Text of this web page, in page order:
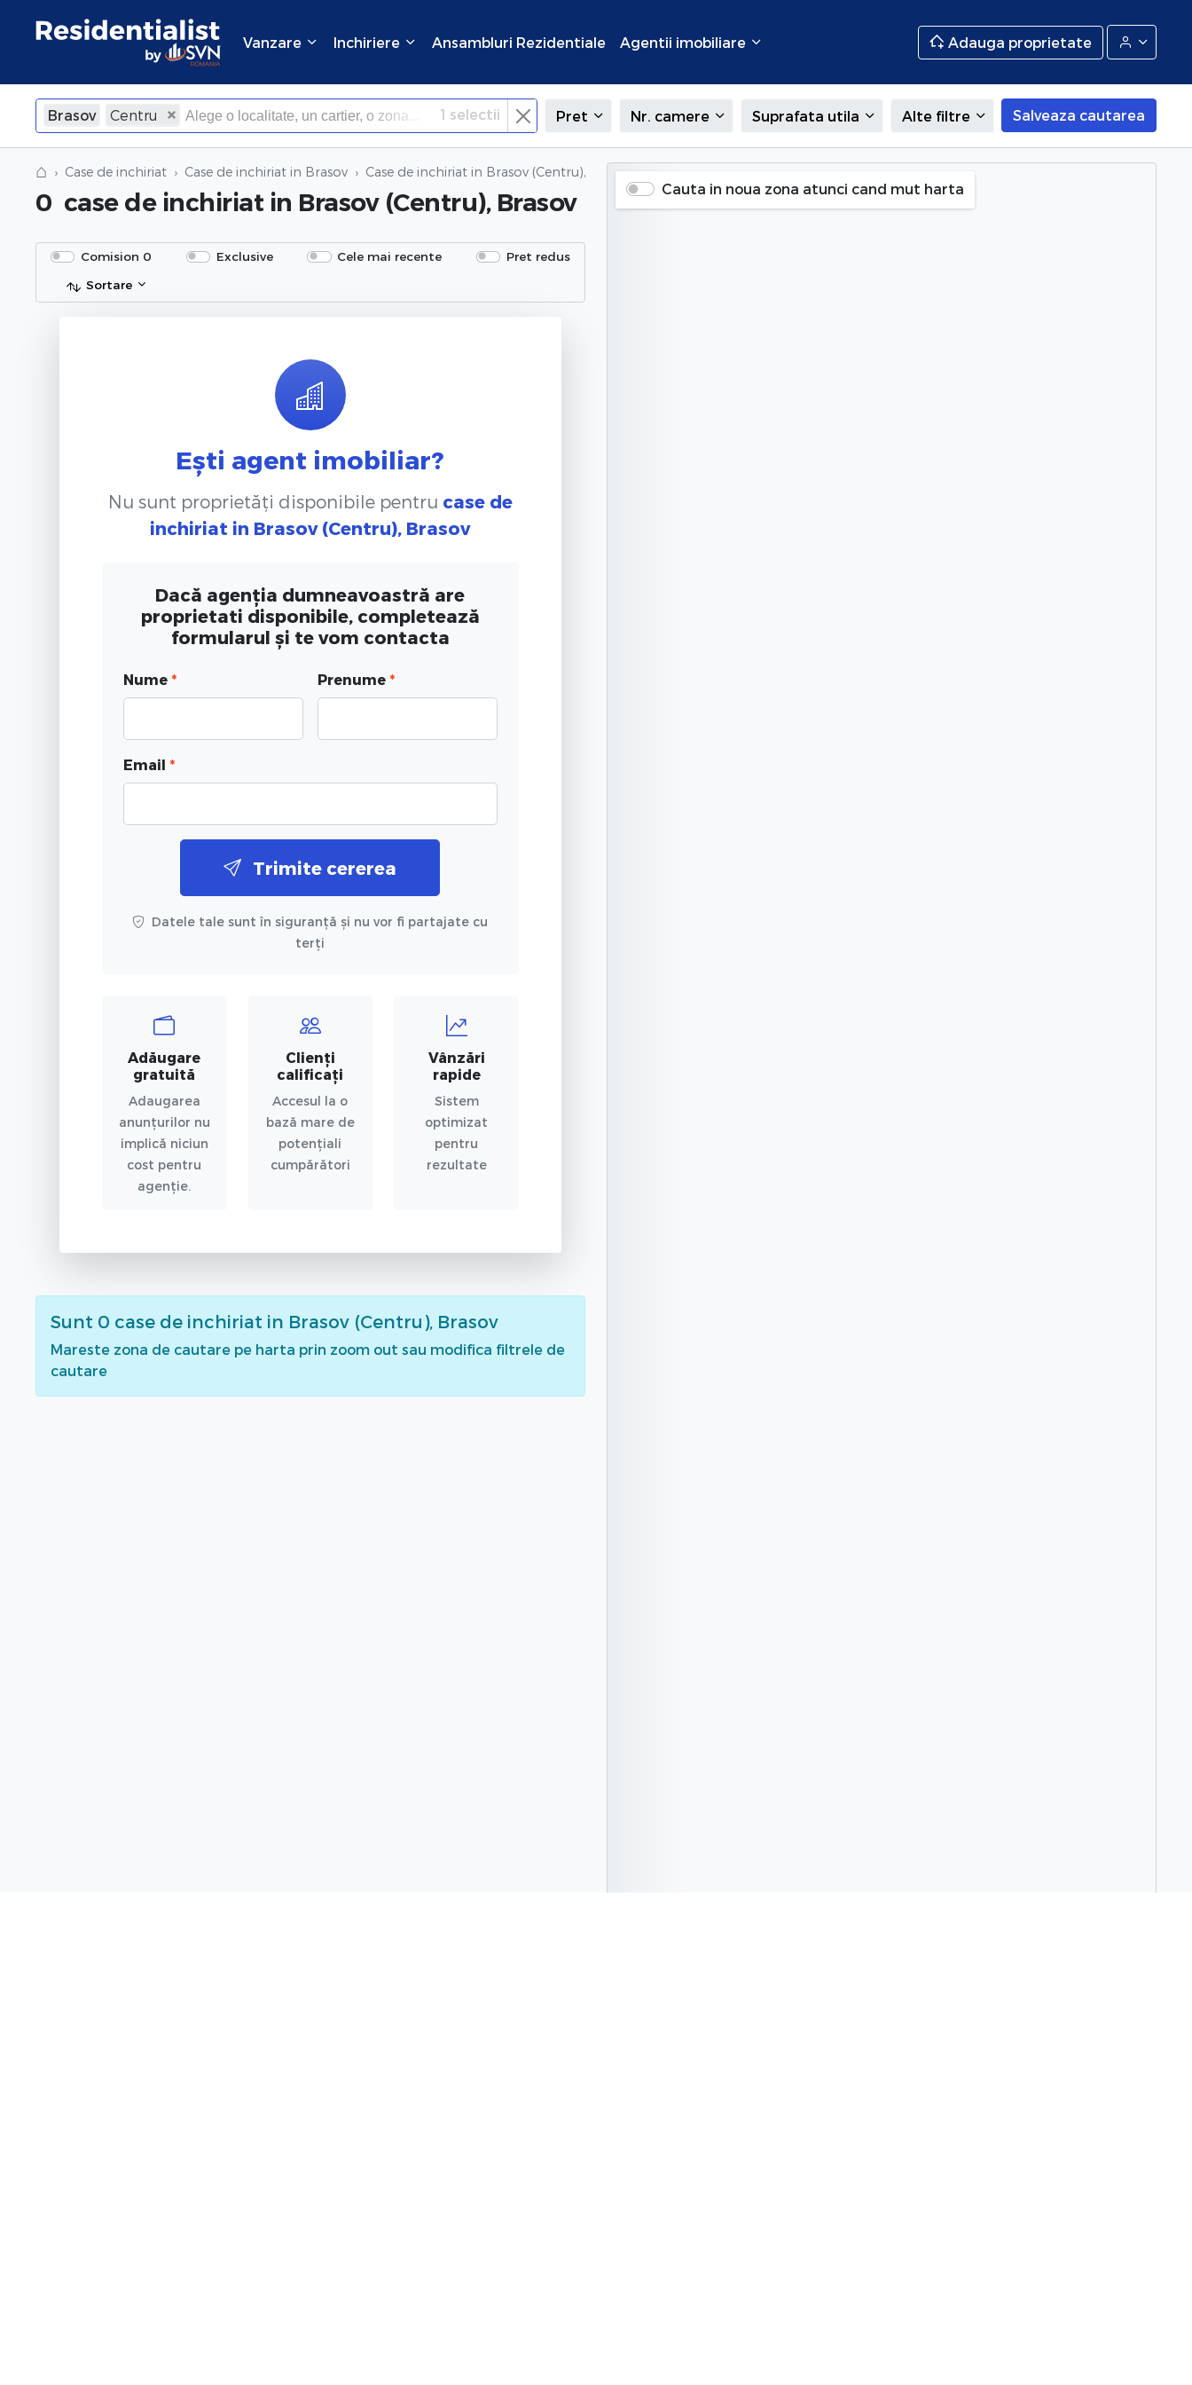
Vanzare Inchiriere Ansambluri Rezidentiale Agentii imobiliare Adauga proprietate
Brasov Centru
×Inchide
1 selectii Pret Nr. camere Suprafata utila Alte filtre Salveaza cautarea
⌂ Case de inchiriat Case de inchiriat in Brasov Case de inchiriat in Brasov (Centru), Brasov
0 case de inchiriat in Brasov (Centru), Brasov
Comision 0 Exclusive Cele mai recente
Pret redus
Sortare
Ești agent imobiliar?
Nu sunt proprietăți disponibile pentru case de
inchiriat in Brasov (Centru), Brasov
Dacă agenția dumneavoastră are
proprietati disponibile, completează
formularul și te vom contacta
Nume * Prenume *
Email *
Trimite cererea
Datele tale sunt în siguranță și nu vor fi partajate cu
terți
Adăugare
gratuită
Adaugarea
anunțurilor nu
implică niciun
cost pentru
agenție.
Clienți
calificați
Accesul la o
bază mare de
potențiali
cumpărători
Vânzări
rapide
Sistem
optimizat
pentru
rezultate
Sunt 0 case de inchiriat in Brasov (Centru), Brasov
Mareste zona de cautare pe harta prin zoom out sau modifica filtrele de
cautare
Cauta in noua zona atunci cand mut harta